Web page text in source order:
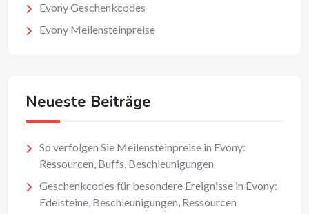
Evony Geschenkcodes
Evony Meilensteinpreise
Neueste Beiträge
So verfolgen Sie Meilensteinpreise in Evony:
Ressourcen, Buffs, Beschleunigungen
Geschenkcodes für besondere Ereignisse in Evony:
Edelsteine, Beschleunigungen, Ressourcen